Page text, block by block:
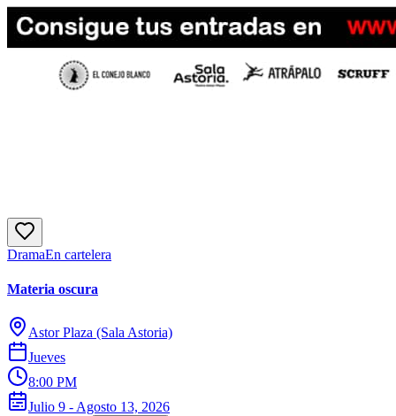
DramaEn cartelera
Materia oscura
Astor Plaza (Sala Astoria)
Jueves
8:00 PM
Julio 9 - Agosto 13, 2026